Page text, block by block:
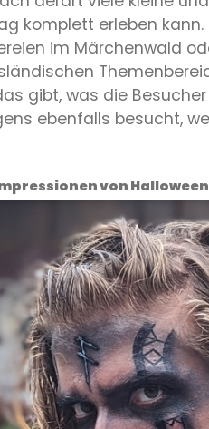
komplett erleben
im Märchenwald
gibt, was die
ebenfalls besucht,
von